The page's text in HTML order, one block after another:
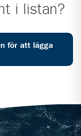
i listan?
för att lägga